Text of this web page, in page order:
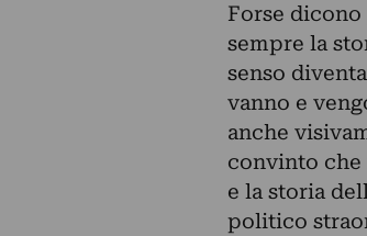
Forse
sempre la
senso
vanno e
anche
convinto che
e la storia
politico